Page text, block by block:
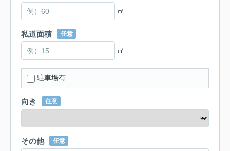
㎡
私道面積 任意
㎡
駐車場有
向き 任意
その他 任意